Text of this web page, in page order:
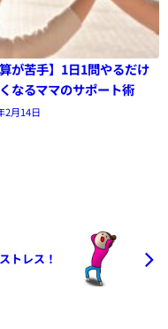
算が苦手】1日1問やるだけ
なるママのサポート術
2月14日
トレス！